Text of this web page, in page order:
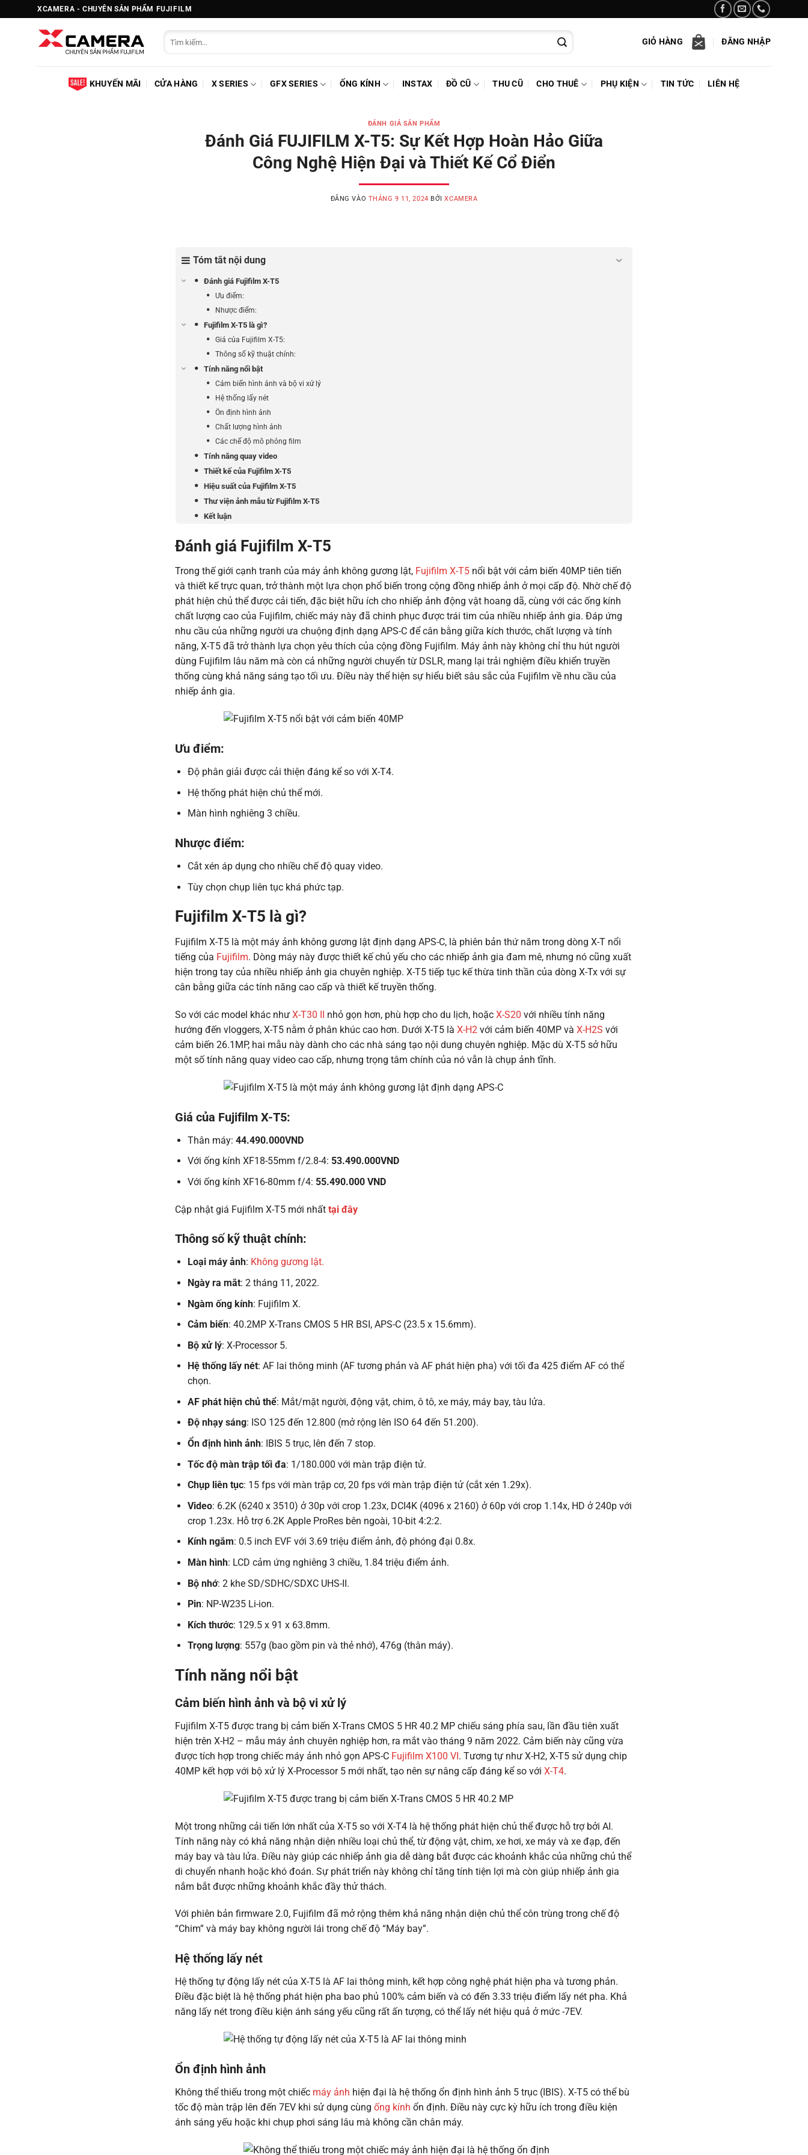
qua
XCAMERA - CHUYÊN SẢN PHẨM FUJIFILM
kiếm:
GIỎ HÀNG ĐĂNG NHẬP
KHUYẾN MÃI CỬA HÀNG X SERIES GFX SERIES ỐNG KÍNH INSTAX ĐỒ CŨ THU CŨ CHO THUÊ PHỤ KIỆN TIN TỨC LIÊN HỆ
ĐÁNH GIÁ SẢN PHẨM
Đánh Giá FUJIFILM X-T5: Sự Kết Hợp Hoàn Hảo Giữa
Công Nghệ Hiện Đại và Thiết Kế Cổ Điển
ĐĂNG VÀO THÁNG 9 11, 2024 BỞIXCAMERA
Tóm tắt nội dung
Đánh giá Fujifilm X-T5
Ưu điểm:
Nhược điểm:
Fujifilm X-T5 là gì?
Giá của Fujifilm X-T5:
Thông số kỹ thuật chính:
Tính năng nổi bật
Cảm biến hình ảnh và bộ vi xử lý
Hệ thống lấy nét
Ổn định hình ảnh
Chất lượng hình ảnh
Các chế độ mô phỏng film
Tính năng quay video
Thiết kế của Fujifilm X-T5
Hiệu suất của Fujifilm X-T5
Thư viện ảnh mẫu từ Fujifilm X-T5
Kết luận
Đánh giá Fujifilm X-T5
Trong thế giới cạnh tranh của máy ảnh không gương lật, Fujifilm X-T5 nổi bật với cảm biến 40MP tiên tiến
và thiết kế trực quan, trở thành một lựa chọn phổ biến trong cộng đồng nhiếp ảnh ở mọi cấp độ. Nhờ chế độ
phát hiện chủ thể được cải tiến, đặc biệt hữu ích cho nhiếp ảnh động vật hoang dã, cùng với các ống kính
chất lượng cao của Fujifilm, chiếc máy này đã chinh phục được trái tim của nhiều nhiếp ảnh gia. Đáp ứng
nhu cầu của những người ưa chuộng định dạng APS-C để cân bằng giữa kích thước, chất lượng và tính
năng, X-T5 đã trở thành lựa chọn yêu thích của cộng đồng Fujifilm. Máy ảnh này không chỉ thu hút người
dùng Fujifilm lâu năm mà còn cả những người chuyển từ DSLR, mang lại trải nghiệm điều khiển truyền
thống cùng khả năng sáng tạo tối ưu. Điều này thể hiện sự hiểu biết sâu sắc của Fujifilm về nhu cầu của
nhiếp ảnh gia.
Ưu điểm:
Độ phân giải được cải thiện đáng kể so với X-T4.
Hệ thống phát hiện chủ thể mới.
Màn hình nghiêng 3 chiều.
Nhược điểm:
Cắt xén áp dụng cho nhiều chế độ quay video.
Tùy chọn chụp liên tục khá phức tạp.
Fujifilm X-T5 là gì?
Fujifilm X-T5 là một máy ảnh không gương lật định dạng APS-C, là phiên bản thứ năm trong dòng X-T nổi
tiếng của Fujifilm. Dòng máy này được thiết kế chủ yếu cho các nhiếp ảnh gia đam mê, nhưng nó cũng xuất
hiện trong tay của nhiều nhiếp ảnh gia chuyên nghiệp. X-T5 tiếp tục kế thừa tinh thần của dòng X-Tx với sự
cân bằng giữa các tính năng cao cấp và thiết kế truyền thống.
So với các model khác nhưX-T30 II nhỏ gọn hơn, phù hợp cho du lịch, hoặcX-S20 với nhiều tính năng
hướng đến vloggers, X-T5 nằm ở phân khúc cao hơn. Dưới X-T5 làX-H2 với cảm biến 40MP vàX-H2S với
cảm biến 26.1MP, hai mẫu này dành cho các nhà sáng tạo nội dung chuyên nghiệp. Mặc dù X-T5 sở hữu
một số tính năng quay video cao cấp, nhưng trọng tâm chính của nó vẫn là chụp ảnh tĩnh.
Giá của Fujifilm X-T5:
Thân máy: 44.490.000VND
Với ống kính XF18-55mm f/2.8-4: 53.490.000VND
Với ống kính XF16-80mm f/4: 55.490.000 VND
Cập nhật giá Fujifilm X-T5 mới nhấttại đây
Thông số kỹ thuật chính:
Loại máy ảnh: Không gương lật.
Ngày ra mắt: 2 tháng 11, 2022.
Ngàm ống kính: Fujifilm X.
Cảm biến: 40.2MP X-Trans CMOS 5 HR BSI, APS-C (23.5 x 15.6mm).
Bộ xử lý: X-Processor 5.
Hệ thống lấy nét: AF lai thông minh (AF tương phản và AF phát hiện pha) với tối đa 425 điểm AF có thể
chọn.
AF phát hiện chủ thể: Mắt/mặt người, động vật, chim, ô tô, xe máy, máy bay, tàu lửa.
Độ nhạy sáng: ISO 125 đến 12.800 (mở rộng lên ISO 64 đến 51.200).
Ổn định hình ảnh: IBIS 5 trục, lên đến 7 stop.
Tốc độ màn trập tối đa: 1/180.000 với màn trập điện tử.
Chụp liên tục: 15 fps với màn trập cơ, 20 fps với màn trập điện tử (cắt xén 1.29x).
Video: 6.2K (6240 x 3510) ở 30p với crop 1.23x, DCI4K (4096 x 2160) ở 60p với crop 1.14x, HD ở 240p với
crop 1.23x. Hỗ trợ 6.2K Apple ProRes bên ngoài, 10-bit 4:2:2.
Kính ngắm: 0.5 inch EVF với 3.69 triệu điểm ảnh, độ phóng đại 0.8x.
Màn hình: LCD cảm ứng nghiêng 3 chiều, 1.84 triệu điểm ảnh.
Bộ nhớ: 2 khe SD/SDHC/SDXC UHS-II.
Pin: NP-W235 Li-ion.
Kích thước: 129.5 x 91 x 63.8mm.
Trọng lượng: 557g (bao gồm pin và thẻ nhớ), 476g (thân máy).
Tính năng nổi bật
Cảm biến hình ảnh và bộ vi xử lý
Fujifilm X-T5 được trang bị cảm biến X-Trans CMOS 5 HR 40.2 MP chiếu sáng phía sau, lần đầu tiên xuất
hiện trên X-H2 – mẫu máy ảnh chuyên nghiệp hơn, ra mắt vào tháng 9 năm 2022. Cảm biến này cũng vừa
được tích hợp trong chiếc máy ảnh nhỏ gọn APS-C Fujifilm X100 VI. Tương tự như X-H2, X-T5 sử dụng chip
40MP kết hợp với bộ xử lý X-Processor 5 mới nhất, tạo nên sự nâng cấp đáng kể so vớiX-T4.
Một trong những cải tiến lớn nhất của X-T5 so với X-T4 là hệ thống phát hiện chủ thể được hỗ trợ bởi AI.
Tính năng này có khả năng nhận diện nhiều loại chủ thể, từ động vật, chim, xe hơi, xe máy và xe đạp, đến
máy bay và tàu lửa. Điều này giúp các nhiếp ảnh gia dễ dàng bắt được các khoảnh khắc của những chủ thể
di chuyển nhanh hoặc khó đoán. Sự phát triển này không chỉ tăng tính tiện lợi mà còn giúp nhiếp ảnh gia
nắm bắt được những khoảnh khắc đầy thử thách.
Với phiên bản firmware 2.0, Fujifilm đã mở rộng thêm khả năng nhận diện chủ thể côn trùng trong chế độ
“Chim” và máy bay không người lái trong chế độ “Máy bay”.
Hệ thống lấy nét
Hệ thống tự động lấy nét của X-T5 là AF lai thông minh, kết hợp công nghệ phát hiện pha và tương phản.
Điều đặc biệt là hệ thống phát hiện pha bao phủ 100% cảm biến và có đến 3.33 triệu điểm lấy nét pha. Khả
năng lấy nét trong điều kiện ánh sáng yếu cũng rất ấn tượng, có thể lấy nét hiệu quả ở mức -7EV.
Ổn định hình ảnh
Không thể thiếu trong một chiếc máy ảnh hiện đại là hệ thống ổn định hình ảnh 5 trục (IBIS). X-T5 có thể bù
tốc độ màn trập lên đến 7EV khi sử dụng cùngống kính ổn định. Điều này cực kỳ hữu ích trong điều kiện
ánh sáng yếu hoặc khi chụp phơi sáng lâu mà không cần chân máy.